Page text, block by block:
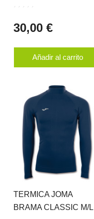
30,00 €
Añadir al carrito
TERMICA JOMA
BRAMA CLASSIC M/L